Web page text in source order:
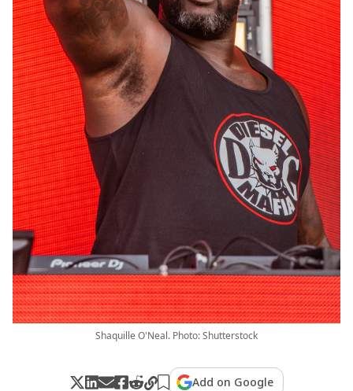
Shaquille O'Neal. Photo: Shutterstock
Add on Google